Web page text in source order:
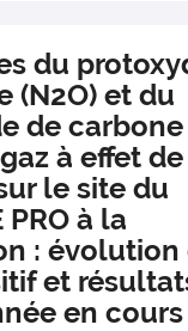
du
(N2O) et du
de carbone
à effet de
le site du
PRO à la
: évolution
et
en cours